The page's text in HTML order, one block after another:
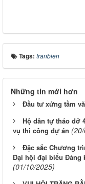
Tags: tranbien
Những tin mới hơn
Đầu tư xứng tầm
Hộ dân tự tháo dỡ
vụ thi công dự án
Đặc sắc Chương
Đại hội đại biểu Đảng
(01/10/2025)